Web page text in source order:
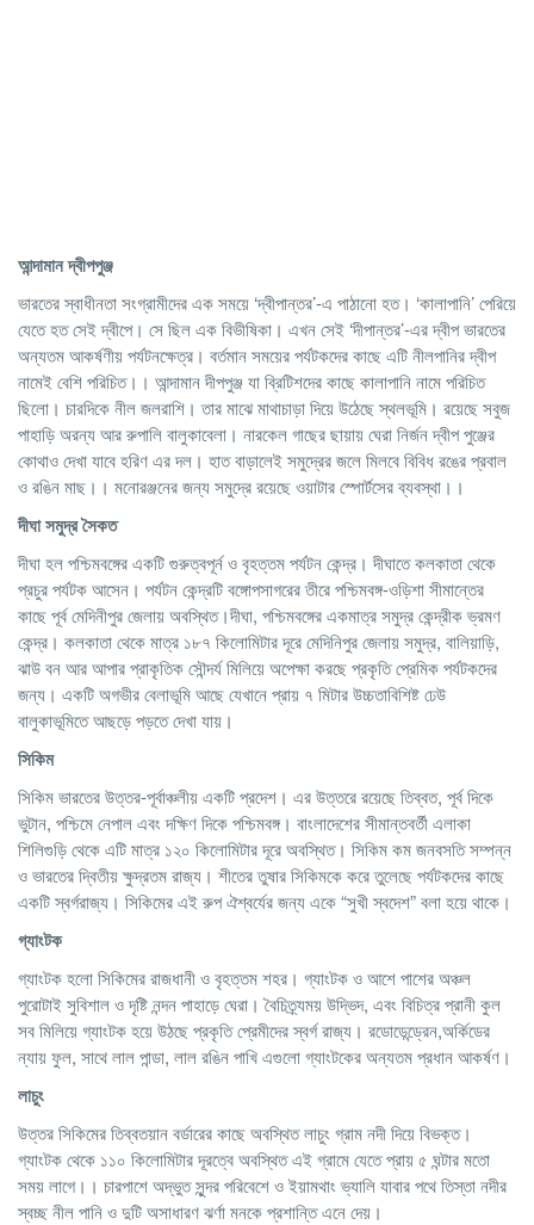
আন্দামান দ্বীপপুঞ্জ
ভারতের স্বাধীনতা সংগ্রামীদের এক সময়ে ‘দ্বীপান্তর’-এ পাঠানো হত। ‘কালাপানি’ পেরিয়ে
যেতে হত সেই দ্বীপে। সে ছিল এক বিভীষিকা। এখন সেই ‘দীপান্তর’-এর দ্বীপ ভারতের
অন্যতম আকর্ষণীয় পর্যটনক্ষেত্র। বর্তমান সময়ের পর্যটকদের কাছে এটি নীলপানির দ্বীপ
নামেই বেশি পরিচিত।। আন্দামান দীপপুঞ্জ যা ব্রিটিশদের কাছে কালাপানি নামে পরিচিত
ছিলো। চারদিকে নীল জলরাশি। তার মাঝে মাথাচাড়া দিয়ে উঠেছে স্থলভূমি। রয়েছে সবুজ
পাহাড়ি অরন্য আর রুপালি বালুকাবেলা। নারকেল গাছের ছায়ায় ঘেরা নির্জন দ্বীপ পুঞ্জের
কোথাও দেখা যাবে হরিণ এর দল। হাত বাড়ালেই সমুদ্রের জলে মিলবে বিবিধ রঙের প্রবাল
ও রঙিন মাছ।। মনোরঞ্জনের জন্য সমুদ্রে রয়েছে ওয়াটার স্পোর্টসের ব্যবস্থা।।
দীঘাসমুদ্রসৈকত
দীঘা হল পশ্চিমবঙ্গের একটি গুরুত্বপূর্ন ও বৃহত্তম পর্যটন কেন্দ্র। দীঘাতে কলকাতা থেকে
প্রচুর পর্যটক আসেন। পর্যটন কেন্দ্রটি বঙ্গোপসাগরের তীরে পশ্চিমবঙ্গ-ওড়িশা সীমান্তের
কাছে পূর্ব মেদিনীপুর জেলায় অবস্থিত।দীঘা, পশ্চিমবঙ্গের একমাত্র সমুদ্র কেন্দ্রীক ভ্রমণ
কেন্দ্র। কলকাতা থেকে মাত্র ১৮৭ কিলোমিটার দূরে মেদিনিপুর জেলায় সমুদ্র, বালিয়াড়ি,
ঝাউ বন আর আপার প্রাকৃতিক সৌন্দর্য মিলিয়ে অপেক্ষা করছে প্রকৃতি প্রেমিক পর্যটকদের
জন্য। একটি অগভীর বেলাভূমি আছে যেখানে প্রায় ৭ মিটার উচ্চতাবিশিষ্ট ঢেউ
বালুকাভূমিতে আছড়ে পড়তে দেখা যায়।
সিকিম
সিকিম ভারতের উত্তর-পূর্বাঞ্চলীয় একটি প্রদেশ। এর উত্তরে রয়েছে তিব্বত, পূর্ব দিকে
ভুটান, পশ্চিমে নেপাল এবং দক্ষিণ দিকে পশ্চিমবঙ্গ। বাংলাদেশের সীমান্তবর্তী এলাকা
শিলিগুড়ি থেকে এটি মাত্র ১২০ কিলোমিটার দূরে অবস্থিত। সিকিম কম জনবসতি সম্পন্ন
ও ভারতের দ্বিতীয় ক্ষুদ্রতম রাজ্য। শীতের তুষার সিকিমকে করে তুলেছে পর্যটকদের কাছে
একটি স্বর্গরাজ্য। সিকিমের এই রুপ ঐশ্বর্যের জন্য একে “সুখী স্বদেশ” বলা হয়ে থাকে।
গ্যাংটক
গ্যাংটক হলো সিকিমের রাজধানী ও বৃহত্তম শহর। গ্যাংটক ও আশে পাশের অঞ্চল
পুরোটাই সুবিশাল ও দৃষ্টি নন্দন পাহাড়ে ঘেরা। বৈচিত্র্যময় উদ্ভিদ, এবং বিচিত্র প্রানী কুল
সব মিলিয়ে গ্যাংটক হয়ে উঠছে প্রকৃতি প্রেমীদের স্বর্গ রাজ্য। রডোডেন্ড্রেন,অর্কিডের
ন্যায় ফুল, সাথে লাল পান্ডা, লাল রঙিন পাখি এগুলো গ্যাংটকের অন্যতম প্রধান আকর্ষণ।
লাচুং
উত্তর সিকিমের তিব্বতয়ান বর্ডারের কাছে অবস্থিত লাচুং গ্রাম নদী দিয়ে বিভক্ত।
গ্যাংটক থেকে ১১০ কিলোমিটার দূরত্বে অবস্থিত এই গ্রামে যেতে প্রায় ৫ ঘন্টার মতো
সময় লাগে।। চারপাশে অদ্ভুত সুন্দর পরিবেশে ও ইয়ামথাং ভ্যালি যাবার পথে তিস্তা নদীর
স্বচ্ছ নীল পানি ও দুটি অসাধারণ ঝর্ণা মনকে প্রশান্তি এনে দেয়।